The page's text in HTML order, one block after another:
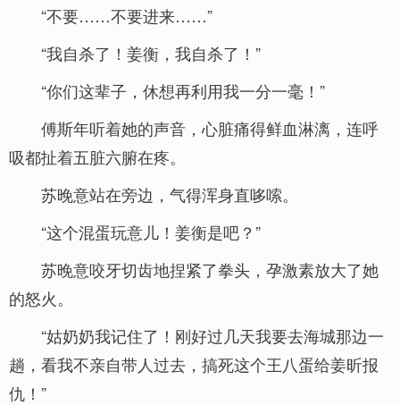
“不要……不要进来……”
“我自杀了！姜衡，我自杀了！”
“你们这辈子，休想再利用我一分一毫！”
傅斯年听着她的声音，心脏痛得鲜血淋漓，连呼
吸都扯着五脏六腑在疼。
苏晚意站在旁边，气得浑身直哆嗦。
“这个混蛋玩意儿！姜衡是吧？”
苏晚意咬牙切齿地捏紧了拳头，孕激素放大了她
的怒火。
“姑奶奶我记住了！刚好过几天我要去海城那边一
趟，看我不亲自带人过去，搞死这个王八蛋给姜昕报
仇！”